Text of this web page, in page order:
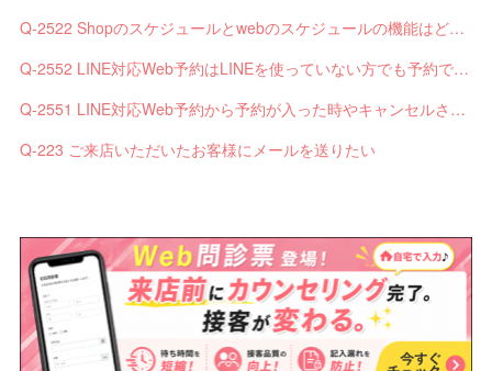
Q-2522 Shopのスケジュールとwebのスケジュールの機能はどう違いますか？
Q-2552 LINE対応Web予約はLINEを使っていない方でも予約できますか？
Q-2551 LINE対応Web予約から予約が入った時やキャンセルされた時、サロンやお客様へは通知されますか？
Q-223 ご来店いただいたお客様にメールを送りたい